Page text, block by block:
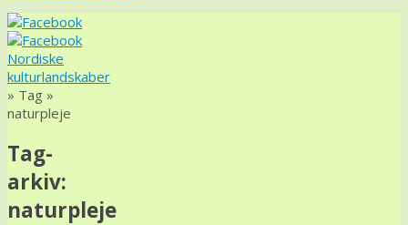
Nordiske
kulturlandskaber
» Tag »
naturpleje
Tag-
arkiv:
naturpleje